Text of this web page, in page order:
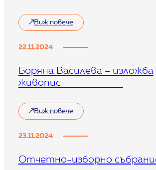
Виж повече
22.11.2024
Боряна Василева – изложба
живопис
Виж повече
23.11.2024
Отчетно-изборно